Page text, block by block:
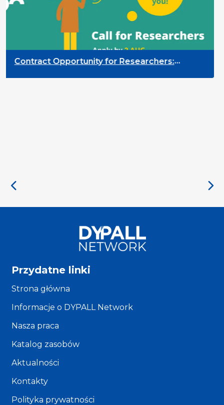
for Researchers:
Contract
Przydatne linki
Strona główna
Informacje o DYPALL Network
Nasza praca
Katalog zasobów
Aktualności
Kontakty
Polityka prywatności